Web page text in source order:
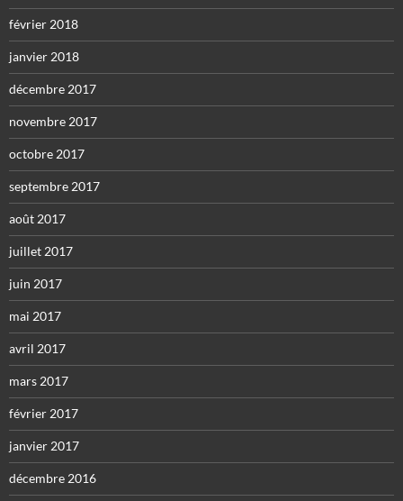
février 2018
janvier 2018
décembre 2017
novembre 2017
octobre 2017
septembre 2017
août 2017
juillet 2017
juin 2017
mai 2017
avril 2017
mars 2017
février 2017
janvier 2017
décembre 2016